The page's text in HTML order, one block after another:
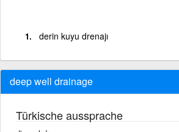
derin kuyu drenajı
deep well drainage
Türkische aussprache